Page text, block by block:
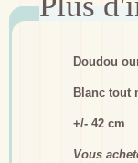
Doudou
Blanc tout
+/- 42 cm
Vous